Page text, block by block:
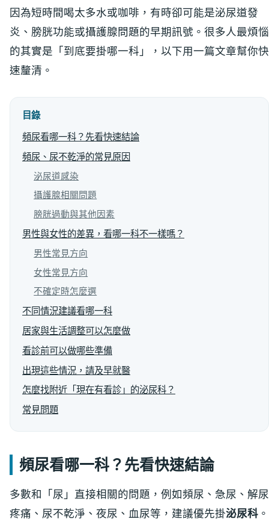
因為短時間喝太多水或咖啡，有時卻可能是泌尿道發
炎、膀胱功能或攝護腺問題的早期訊號。很多人最煩惱
的其實是「到底要掛哪一科」，以下用一篇文章幫你快
速釐清。
目錄
頻尿看哪一科？先看快速結論
頻尿、尿不乾淨的常見原因
泌尿道感染
攝護腺相關問題
膀胱過動與其他因素
男性與女性的差異，看哪一科不一樣嗎？
男性常見方向
女性常見方向
不確定時怎麼選
不同情況建議看哪一科
居家與生活調整可以怎麼做
看診前可以做哪些準備
出現這些情況，請及早就醫
怎麼找附近「現在有看診」的泌尿科？
常見問題
頻尿看哪一科？先看快速結論
多數和「尿」直接相關的問題，例如頻尿、急尿、解尿
疼痛、尿不乾淨、夜尿、血尿等，建議優先掛泌尿科 。